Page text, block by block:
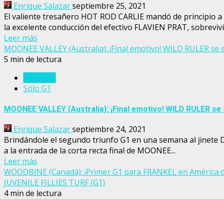
Enrique Salazarseptiembre 25, 2021
El valiente tresañero HOT ROD CARLIE mandó de principio
la excelente conducción del efectivo FLAVIEN PRAT,
Leer más
MOONEE VALLEY (Australia): ¡Final emotivo! WILD RULER
5 min de lectura
Sólo G1
MOONEE VALLEY (Australia): ¡Final emotivo! WILD RULER
Enrique Salazarseptiembre 24, 2021
Brindándole el segundo triunfo G1 en una semana al jinete
a la entrada de la corta recta final de MOONEE...
Leer más
WOODBINE (Canadá): ¡Primer G1 para FRANKEL en
JUVENILE FILLIES TURF (G1)
4 min de lectura